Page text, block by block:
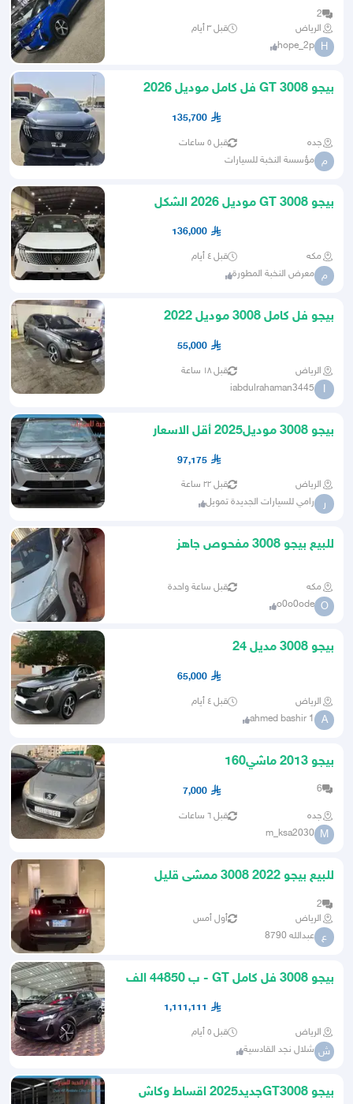
2
الرياض
قبل ٣ أيام
H
hope_2p
بيجو 3008 GT فل كامل موديل 2026
135,700
جده قبل ٥ ساعات
م مؤسسة النخبة للسيارات
بيجو 3008 GT موديل 2026 الشكل
136,000
مكه قبل ٤ أيام
م معرض النخبة المطورة
بيجو فل كامل 3008 موديل 2022
55,000
الرياض قبل ١٨ ساعة
I
iabdulrahaman3445
بيجو 3008 موديل2025 أقل الاسعار
97,175
الرياض قبل ٢٢ ساعة
ر رامي للسيارات الجديدة تمويل
للبيع بيجو 3008 مفحوص جاهز
مكه قبل ساعة واحدة
O
o0o0ode
بيجو 3008 مديل 24
65,000
الرياض قبل ٤ أيام
A
ahmed bashir 1
بيجو 2013 ماشي160
6
7,000
جده قبل ٦ ساعات
M
m_ksa2030
للبيع بيجو 2022 3008 ممشى قليل
2
الرياض
أول أمس
ع عبدالله 8790
بيجو 3008 فل كامل GT - ب 44850 الف
1,111,111
الرياض قبل ٥ أيام
ش شلال نجد القادسية
بيجو GT3008جديد2025 اقساط وكاش